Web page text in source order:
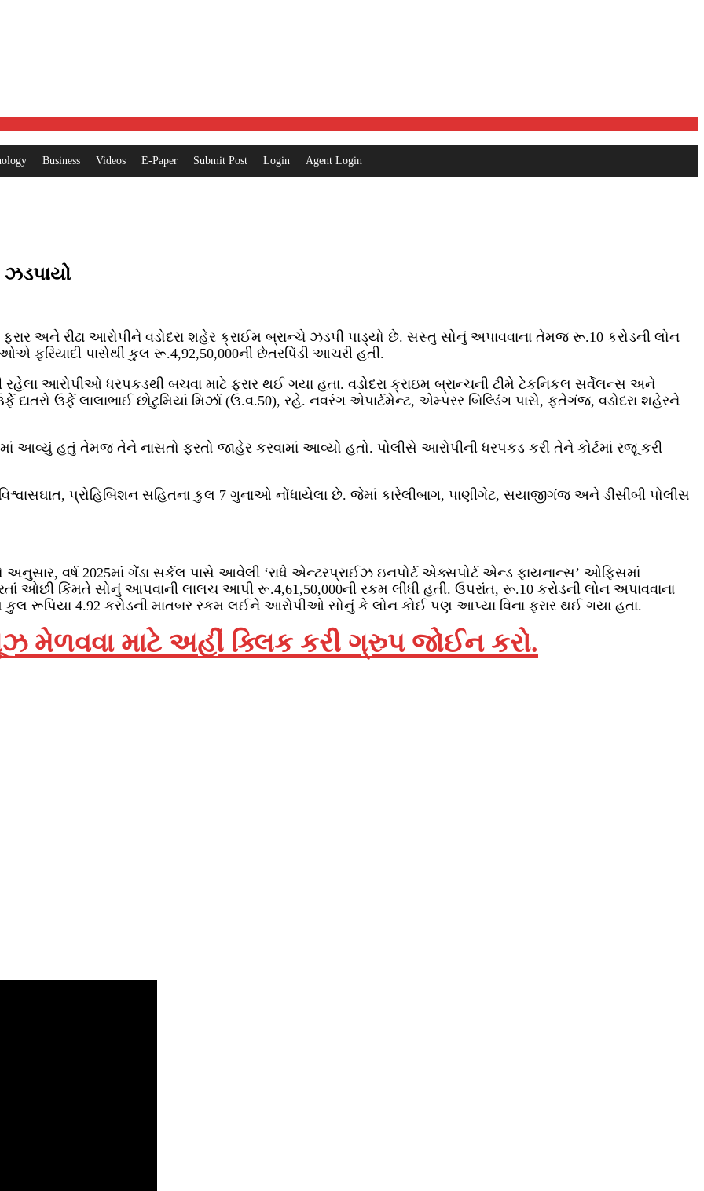
Business Videos E-Paper Submit Post Login Agent Login
ઝડપાયો
ફરાર અને રીઢા આરોપીને વડોદરા શહેર ક્રાઈમ બ્રાન્ચે ઝડપી પાડ્યો છે. સસ્તુ સોનું અપાવવાના તેમજ રૂ.10 કરોડની લોન
ફરિયાદી પાસેથી કુલ રૂ.4,92,50,000ની છેતરપિંડી આચરી હતી.
રહેલા આરોપીઓ ધરપકડથી બચવા માટે ફરાર થઈ ગયા હતા. વડોદરા ક્રાઇમ બ્રાન્ચની ટીમે ટેકનિકલ સર્વેલન્સ અને
ઉર્ફે લાલાભાઈ છોટુમિયાં મિર્ઝા (ઉ.વ.50), રહે. નવરંગ એપાર્ટમેન્ટ, એમ્પરર બિલ્ડિંગ પાસે, ફતેગંજ, વડોદરા શહેરને
આવ્યું હતું તેમજ તેને નાસતો ફરતો જાહેર કરવામાં આવ્યો હતો. પોલીસે આરોપીની ધરપકડ કરી તેને કોર્ટમાં રજૂ કરી
પ્રોહિબિશન સહિતના કુલ 7 ગુનાઓ નોંધાયેલા છે. જેમાં કારેલીબાગ, પાણીગેટ, સયાજીગંજ અને ડીસીબી પોલીસ
અનુસાર, વર્ષ 2025માં ગેંડા સર્કલ પાસે આવેલી ‘રાધે એન્ટરપ્રાઈઝ ઇનપોર્ટ એક્સપોર્ટ એન્ડ ફાયનાન્સ’ ઓફિસમાં
ઓછી કિંમતે સોનું આપવાની લાલચ આપી રૂ.4,61,50,000ની રકમ લીધી હતી. ઉપરાંત, રૂ.10 કરોડની લોન અપાવવાના
રૂપિયા 4.92 કરોડની માતબર રકમ લઈને આરોપીઓ સોનું કે લોન કોઈ પણ આપ્યા વિના ફરાર થઈ ગયા હતા.
મેળવવા માટે અહીં ક્લિક કરી ગ્રુપ જોઈન કરો.